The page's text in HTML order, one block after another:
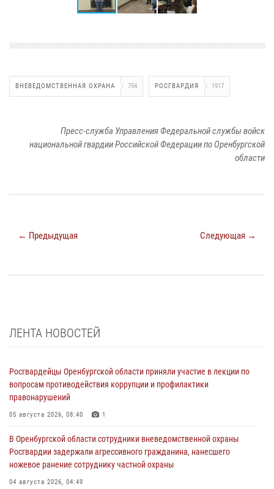
ВНЕВЕДОМСТВЕННАЯ ОХРАНА 754 РОСГВАРДИЯ 1917
Пресс-служба Управления Федеральной службы войск
национальной гвардии Российской Федерации по Оренбургской
области
← Предыдущая Следующая →
ЛЕНТА НОВОСТЕЙ
Росгвардейцы Оренбургской области приняли участие в лекции по
вопросам противодействия коррупции и профилактики
правонарушений
05 августа 2026, 08:40 1
В Оренбургской области сотрудники вневедомственной охраны
Росгвардии задержали агрессивного гражданина, нанесшего
ножевое ранение сотруднику частной охраны
04 августа 2026, 04:49